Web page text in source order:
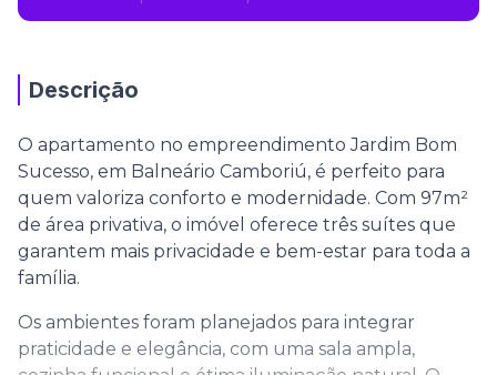
Descrição
O apartamento no empreendimento Jardim Bom
Sucesso, em Balneário Camboriú, é perfeito para
quem valoriza conforto e modernidade. Com 97m²
de área privativa, o imóvel oferece três suítes que
garantem mais privacidade e bem-estar para toda a
família.
Os ambientes foram planejados para integrar
praticidade e elegância, com uma sala ampla,